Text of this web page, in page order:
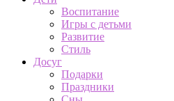
Воспитание
Игры с детьми
Развитие
Стиль
Досуг
Подарки
Праздники